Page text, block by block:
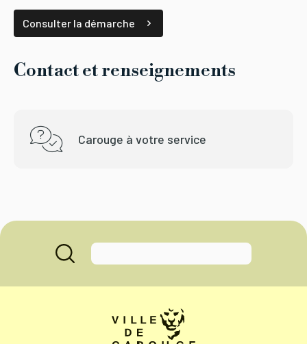
Consulter la démarche
Contact et renseignements
Carouge à votre service